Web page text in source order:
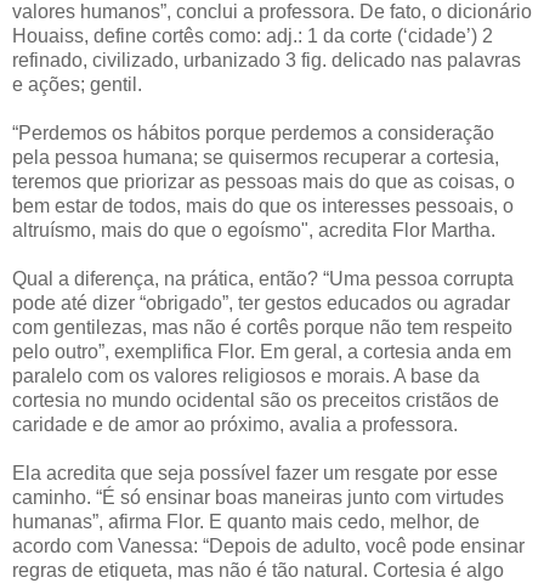
valores humanos”, conclui a professora. De fato, o dicionário
Houaiss, define cortês como: adj.: 1 da corte (‘cidade’) 2
refinado, civilizado, urbanizado 3 fig. delicado nas palavras
e ações; gentil.
“Perdemos os hábitos porque perdemos a consideração
pela pessoa humana; se quisermos recuperar a cortesia,
teremos que priorizar as pessoas mais do que as coisas, o
bem estar de todos, mais do que os interesses pessoais, o
altruísmo, mais do que o egoísmo", acredita Flor Martha.
Qual a diferença, na prática, então? “Uma pessoa corrupta
pode até dizer “obrigado”, ter gestos educados ou agradar
com gentilezas, mas não é cortês porque não tem respeito
pelo outro”, exemplifica Flor. Em geral, a cortesia anda em
paralelo com os valores religiosos e morais. A base da
cortesia no mundo ocidental são os preceitos cristãos de
caridade e de amor ao próximo, avalia a professora.
Ela acredita que seja possível fazer um resgate por esse
caminho. “É só ensinar boas maneiras junto com virtudes
humanas”, afirma Flor. E quanto mais cedo, melhor, de
acordo com Vanessa: “Depois de adulto, você pode ensinar
regras de etiqueta, mas não é tão natural. Cortesia é algo